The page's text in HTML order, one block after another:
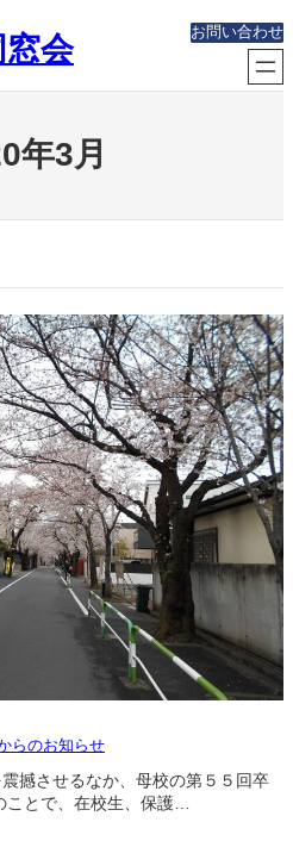
会 お問い合わせ
年3月
らのお知らせ
撼させるなか、母校の第５５回卒
とで、在校生、保護…